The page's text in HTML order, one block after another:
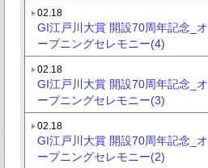
02.18
GI江戸川大賞 開設70周年記念_オ
ープニングセレモニー(4)
02.18
GI江戸川大賞 開設70周年記念_オ
ープニングセレモニー(3)
02.18
GI江戸川大賞 開設70周年記念_オ
ープニングセレモニー(2)